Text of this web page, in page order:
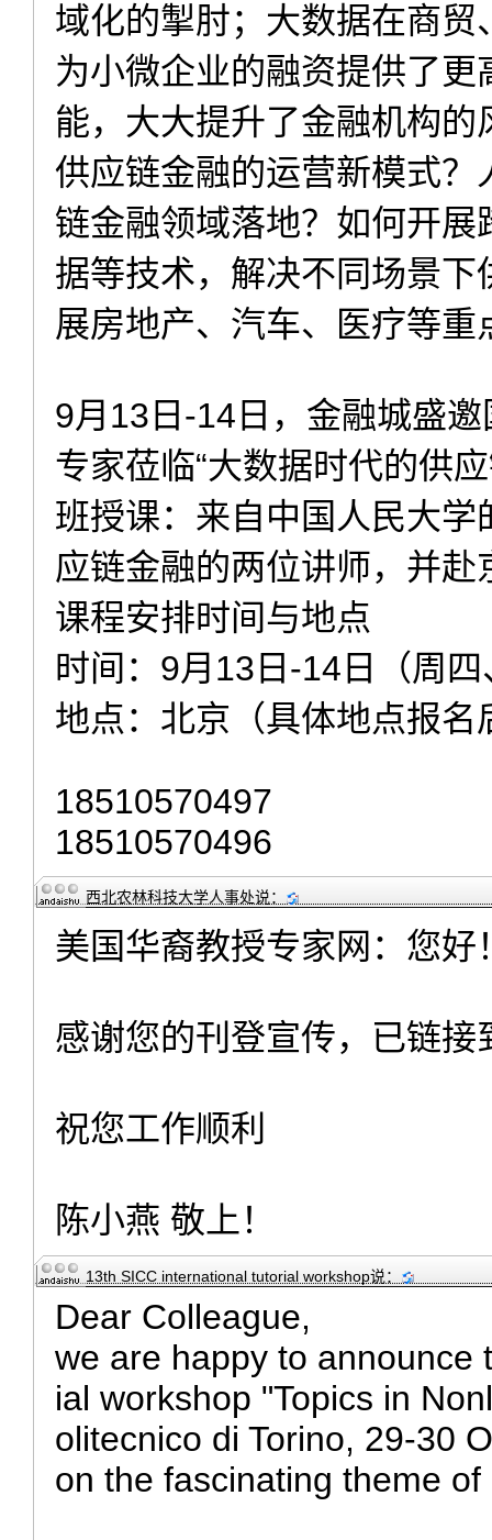
域化的掣肘；大数据在商
为小微企业的融资提供了更
能，大大提升了金融机构
供应链金融的运营新模式
链金融领域落地？如何开
据等技术，解决不同场景
展房地产、汽车、医疗等
9月13日-14日，金融城盛
专家莅临“大数据时代的供
班授课：来自中国人民大
应链金融的两位讲师，并
课程安排时间与地点
时间：9月13日-14日（周
地点：北京（具体地点报名
18510570497
18510570496
西北农林科技大学人事处说：
美国华裔教授专家网：您好
感谢您的刊登宣传，已链接
祝您工作顺利
陈小燕 敬上！
13th SICC international tutorial workshop说：
Dear Colleague,
we are happy to announce
ial workshop "Topics in
olitecnico di Torino, 29-30
on the fascinating theme